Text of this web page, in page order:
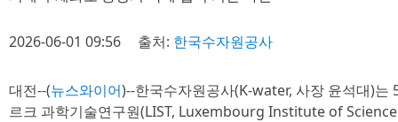
2026-06-01 09:56 출처: 한국수자원공사
대전--(뉴스와이어)--한국수자원공사(K-water, 사장 윤석대)
르크 과학기술연구원(LIST, Luxembourg Institute of